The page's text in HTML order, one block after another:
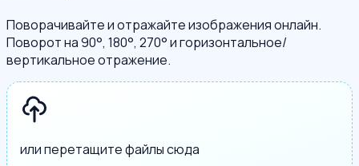
Поворачивайте и отражайте изображения онлайн.
Поворот на 90°, 180°, 270° и горизонтальное/
вертикальное отражение.
или перетащите файлы сюда